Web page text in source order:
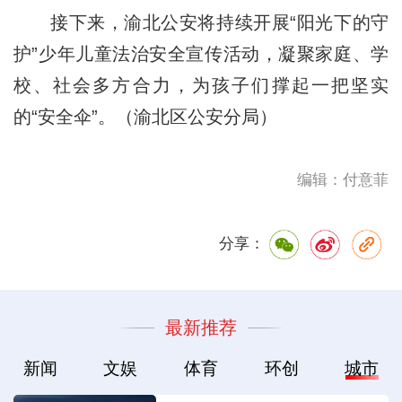
接下来，渝北公安将持续开展“阳光下的守
护”少年儿童法治安全宣传活动，凝聚家庭、学
校、社会多方合力，为孩子们撑起一把坚实
的“安全伞”。（渝北区公安分局）
编辑：付意菲
分享：
最新推荐
新闻 文娱 体育 环创 城市